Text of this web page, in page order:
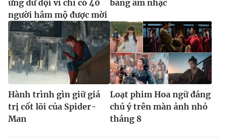
ứng dữ dội vì chỉ có 40
người hâm mộ được mời
bằng âm nhạc
Hành trình gìn giữ giá
trị cốt lõi của Spider-
Man
Loạt phim Hoa ngữ đáng
chú ý trên màn ảnh nhỏ
tháng 8